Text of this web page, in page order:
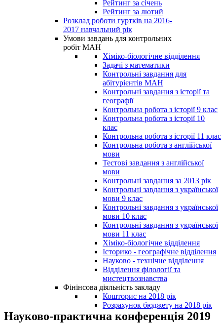
Рейтинг за січень
Рейтинг за лютий
Розклад роботи гуртків на 2016-
2017 навчальний рік
Умови завдань для контрольних
робіт МАН
Хіміко-біологічне відділення
Задачі з математики
Контрольні завдання для
абітурієнтів МАН
Контрольні завдання з історії та
географії
Контрольна робота з історії 9 клас
Контрольна робота з історії 10
клас
Контрольна робота з історії 11 клас
Контрольна робота з англійської
мови
Тестові завдання з англійської
мови
Контрольні завдання за 2013 рік
Контрольні завдання з української
мови 9 клас
Контрольні завдання з української
мови 10 клас
Контрольні завдання з української
мови 11 клас
Хіміко-біологічне відділення
Історико - географічне відділення
Науково - технічне відділення
Відділення філології та
мистецтвознавства
Фінінсова діяльність закладу
Кошторис на 2018 рік
Розрахунок бюджету на 2018 рік
Науково-практична конференція 2019